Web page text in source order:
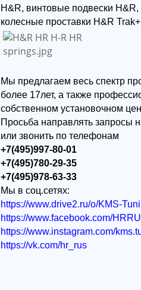
H&R, винтовые подвески
колесные проставки H&R
Мы предлагаем весь спектр
более 17лет, а также
собственном установочном
Просьба направлять запросы
или звонить по телефонам
+7(495)997-80-01
+7(495)780-29-35
+7(495)978-63-33
Мы в соц.сетях:
https://www.drive2.ru/o/KMS-
https://www.facebook.com/
https://www.instagram.com/
https://vk.com/hr_rus